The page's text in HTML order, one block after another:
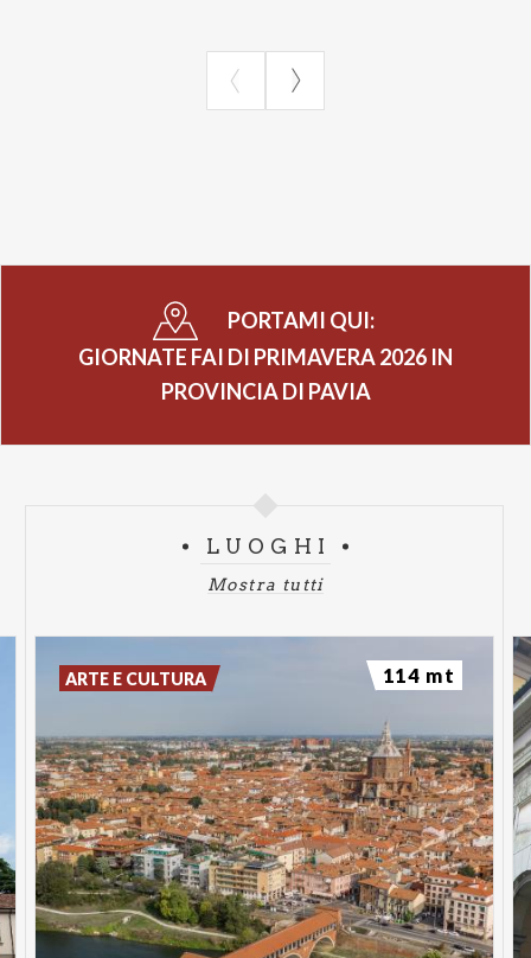
offrono l'occasione rara di esplorare la Corte dei
Visconti, con i suoi affreschi e la stratificazione
storica che racconta secoli di potere signorile nella
17:00) | Domenica ore 10:00 - 18:00 (ultima visita
2. Chiesa di Santa Maria Incoronata di
Canepanova, Pavia
con la sua pianta ottagonale e la cupola affrescata.
durante le Giornate FAI sarà guidata dagli
Apprendisti Ciceroni dell'Istituto Tecnico
Economico A. Bordoni e del Liceo Scientifico N.
Copernico: giovani studenti formati appositamente
per accompagnare i visitatori con entusiasmo e
competenza.
Orari: Sabato ore 10:00 - 13:00 e 14:00 - 17:00
(ultima visita ore 16:00) | Domenica ore 9:00 - 11:00
e 14:00 - 17:00 (ultima visita ore 16:00)
3. Palazzo Vescovile di Pavia (solo per iscritti FAI)
PORTAMI QUI:
GIORNATE FAI DI PRIMAVERA 2026 IN
PROVINCIA DI PAVIA
LUOGHI
Mostra tutti
ARTE E CULTURA 114 mt